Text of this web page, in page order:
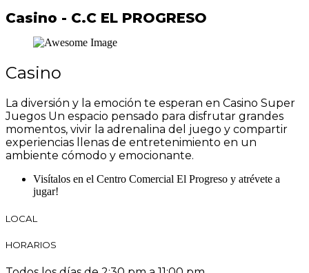
Casino - C.C EL PROGRESO
Casino
La diversión y la emoción te esperan en Casino Super
Juegos Un espacio pensado para disfrutar grandes
momentos, vivir la adrenalina del juego y compartir
experiencias llenas de entretenimiento en un
ambiente cómodo y emocionante.
Visítalos en el Centro Comercial El Progreso y atrévete a
jugar!
LOCAL
HORARIOS